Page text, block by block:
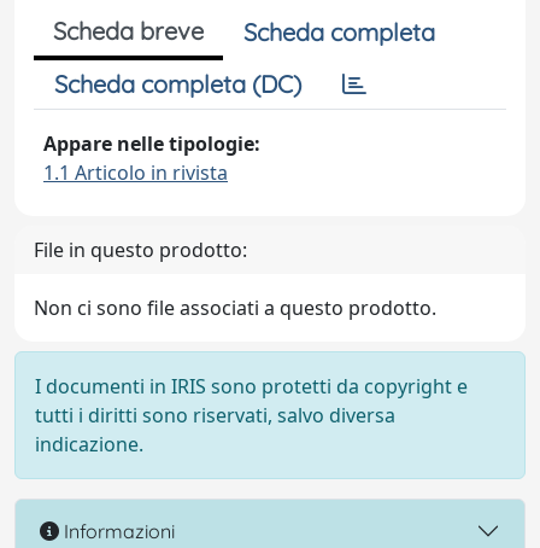
Scheda breve
Scheda completa
Scheda completa (DC)
Appare nelle tipologie:
1.1 Articolo in rivista
File in questo prodotto:
Non ci sono file associati a questo prodotto.
I documenti in IRIS sono protetti da copyright e
tutti i diritti sono riservati, salvo diversa
indicazione.
Informazioni